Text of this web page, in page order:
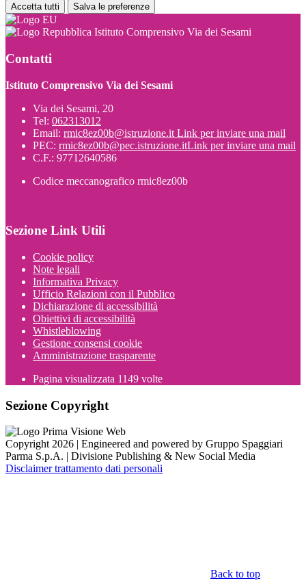
Accetta tutti Salva le preferenze
Istituto Comprensivo Via dei Sesami
Contatti
Istituto Comprensivo Via dei Sesami
Via dei Sesami, 20
Tel: 062313012
Email: rmic8ez00b@istruzione.it Link per inviare una mail
PEC: rmic8ez00b@pec.istruzione.itLink per inviare una mail
C.F.: 97712640586
Codice meccanografico rmic8ez00b
Sezione Link Utili
Cookie policy
Note legali
Informativa Privacy
Ufficio Relazioni con il Pubblico
Dichiarazione di accessibilità
Obiettivi di accessibilità
Whistleblowing
Gestione consensi cookie
Amministrazione trasparente
Pagina visualizzata 1149 volte
Sezione Copyright
Copyright 2026 | Engineered and powered by Gruppo Spaggiari
Parma S.p.A. | Divisione Publishing & New Social Media
Disclaimer trattamento dati personali
Back to top